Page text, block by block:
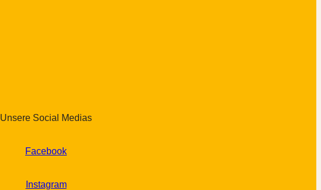
Unsere Social Medias
Facebook
Instagram